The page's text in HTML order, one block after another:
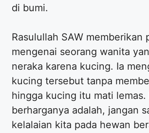
di bumi.
Rasulullah SAW memberikan
mengenai seorang wanita
neraka karena kucing. Ia
kucing tersebut tanpa
hingga kucing itu mati lemas.
berharganya adalah, jangan
kelalaian kita pada hewan